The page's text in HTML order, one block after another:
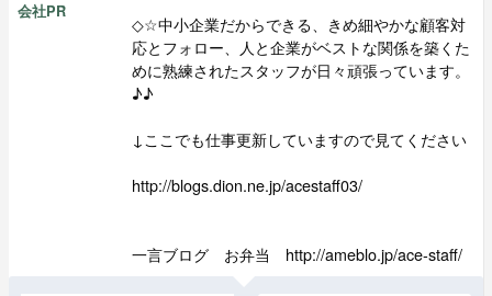
会社PR
◇☆中小企業だからできる、きめ細やかな顧客対
応とフォロー、人と企業がベストな関係を築くた
めに熟練されたスタッフが日々頑張っています。
♪♪
↓ここでも仕事更新していますので見てください
http://blogs.dion.ne.jp/acestaff03/
一言ブログ お弁当 http://ameblo.jp/ace-staff/